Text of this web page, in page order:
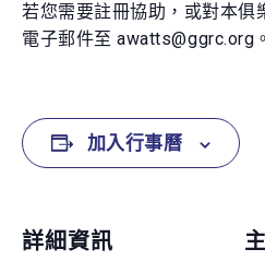
若您需要註冊協助，或對本俱
電子郵件至 awatts@ggrc.org。
加入行事曆
詳細資訊